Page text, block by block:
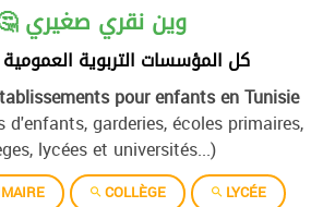
🤔 وين نقري صغيري
كل المؤسسات التربوية
pour enfants en Tunisie
d'enfants, garderies, écoles primaires,
lycées et universités...)
COLLÈGE
LYCÉE